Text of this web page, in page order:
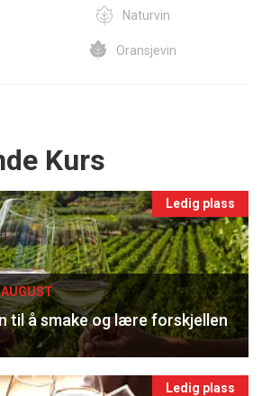
Naturvin
Oransjevin
Kurs
Ledig plass
AUGUST
til å smake og lære forskjellen
Ledig plass